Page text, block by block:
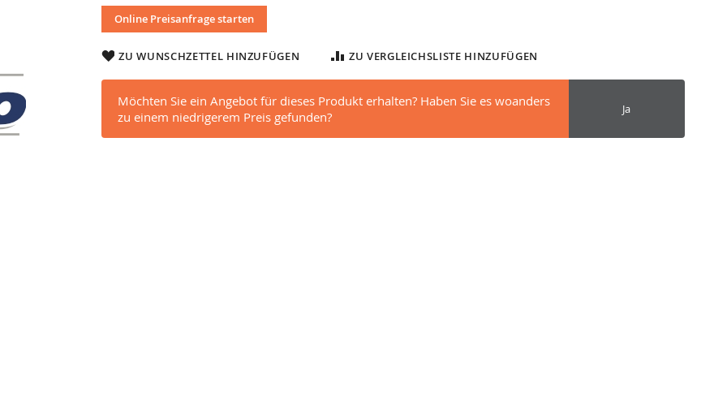
Online Preisanfrage starten
ZU WUNSCHZETTEL HINZUFÜGEN ZU VERGLEICHSLISTE HINZUFÜGEN
Möchten Sie ein Angebot für dieses Produkt erhalten? Haben Sie es woanders
zu einem niedrigerem Preis gefunden?
Ja